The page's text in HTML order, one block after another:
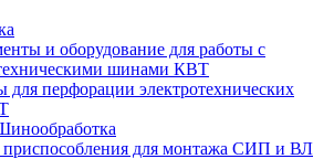
и оборудование для работы с
шинами КВТ
перфорации электротехнических
для монтажа СИП и ВЛ